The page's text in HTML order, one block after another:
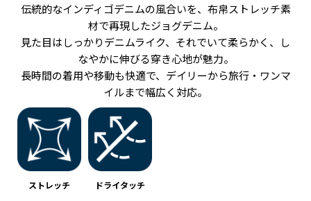
伝統的なインディゴデニムの風合いを、布帛ストレッチ素
材で再現したジョグデニム。
見た目はしっかりデニムライク、それでいて柔らかく、し
なやかに伸びる穿き心地が魅力。
長時間の着用や移動も快適で、デイリーから旅行・ワンマ
イルまで幅広く対応。
ストレッチ ドライタッチ